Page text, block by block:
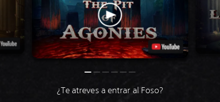
¿Te atreves a entrar al Foso?